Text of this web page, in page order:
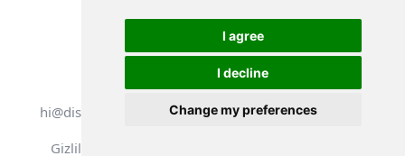
I agree
I decline
Change my preferences
Tüm hakları saklıdır. DistantRace
hi@distantrace.com
+371 25425987
Gizlilik Politikası